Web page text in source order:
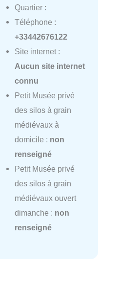
Quartier :
Téléphone :
+33442676122
Site internet :
Aucun site internet
connu
Petit Musée privé
des silos à grain
médiévaux à
domicile : non
renseigné
Petit Musée privé
des silos à grain
médiévaux ouvert
dimanche : non
renseigné